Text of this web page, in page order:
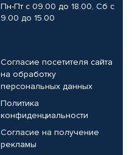
Пн-Пт с 09.00 до 18.00, Сб с
9.00 до 15.00
Согласие посетителя сайта
на обработку
персональных данных
Политика
конфиденциальности
Согласие на получение
рекламы